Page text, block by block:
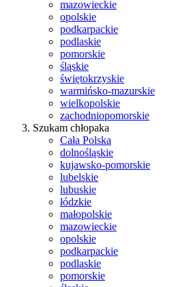
mazowieckie
opolskie
podkarpackie
podlaskie
pomorskie
śląskie
świętokrzyskie
warmińsko-mazurskie
wielkopolskie
zachodniopomorskie
Szukam chłopaka
Cała Polska
dolnośląskie
kujawsko-pomorskie
lubelskie
lubuskie
łódzkie
małopolskie
mazowieckie
opolskie
podkarpackie
podlaskie
pomorskie